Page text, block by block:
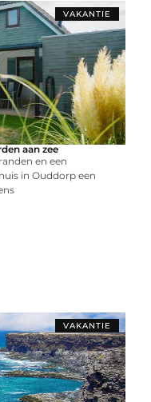
VAKANTIE
aan zee
en een
in Ouddorp een
VAKANTIE